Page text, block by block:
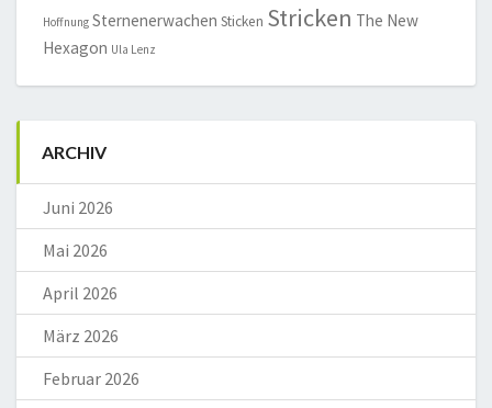
Hoffnung Sternenerwachen Sticken Stricken The New
Hexagon Ula Lenz
ARCHIV
Juni 2026
Mai 2026
April 2026
März 2026
Februar 2026